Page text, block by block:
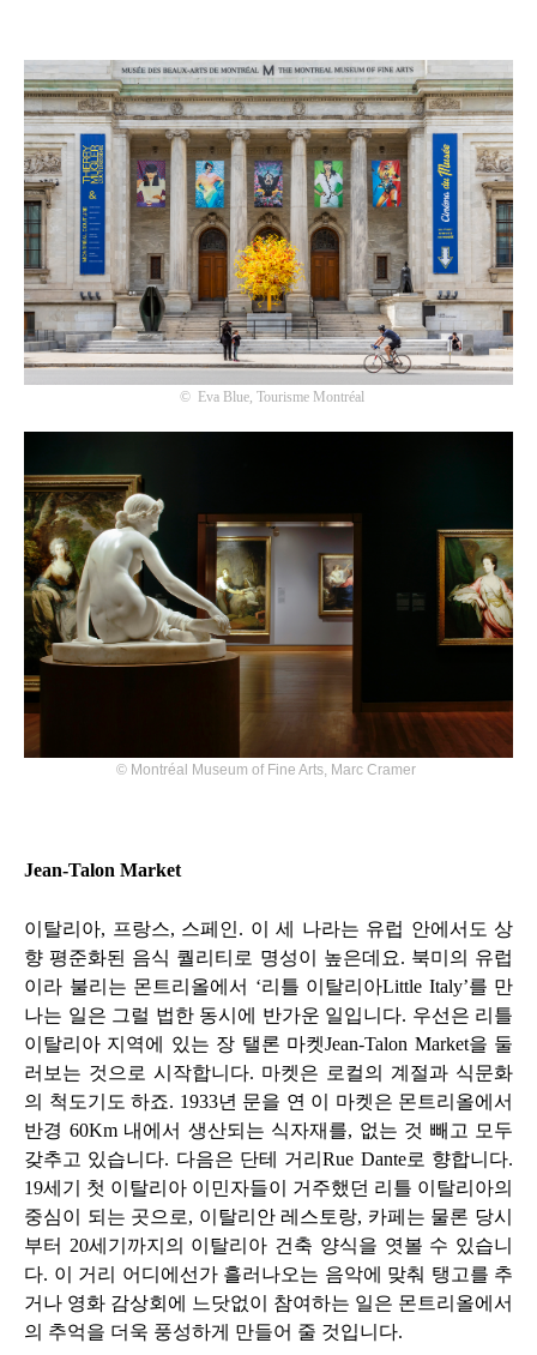
© Eva Blue, Tourisme Montréal
© Montréal Museum of Fine Arts, Marc Cramer
Jean-Talon Market
이탈리아, 프랑스, 스페인. 이 세 나라는 유럽 안에서도 상
향 평준화된 음식 퀄리티로 명성이 높은데요. 북미의 유럽
이라 불리는 몬트리올에서 ‘리틀 이탈리아Little Italy’를 만
나는 일은 그럴 법한 동시에 반가운 일입니다. 우선은 리틀
이탈리아 지역에 있는 장 탤론 마켓Jean-Talon Market을 둘
러보는 것으로 시작합니다. 마켓은 로컬의 계절과 식문화
의 척도기도 하죠. 1933년 문을 연 이 마켓은 몬트리올에서
반경 60Km 내에서 생산되는 식자재를, 없는 것 빼고 모두
갖추고 있습니다. 다음은 단테 거리Rue Dante로 향합니다.
19세기 첫 이탈리아 이민자들이 거주했던 리틀 이탈리아의
중심이 되는 곳으로, 이탈리안 레스토랑, 카페는 물론 당시
부터 20세기까지의 이탈리아 건축 양식을 엿볼 수 있습니
다. 이 거리 어디에선가 흘러나오는 음악에 맞춰 탱고를 추
거나 영화 감상회에 느닷없이 참여하는 일은 몬트리올에서
의 추억을 더욱 풍성하게 만들어 줄 것입니다.